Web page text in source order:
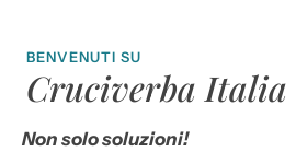
BENVENUTI SU
Cruciverba Italia
Non solo soluzioni!